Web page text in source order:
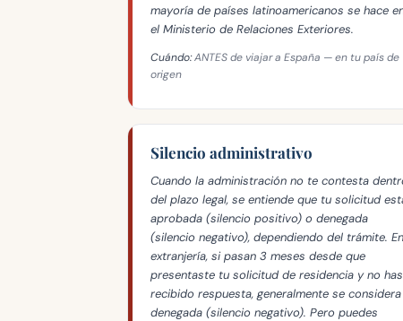
mayoría de países latinoamericanos se hace
el Ministerio de Relaciones Exteriores.
Cuándo:ANTES de viajar a España — en tu país de
origen
Silencio administrativo
Cuando la administración no te contesta
del plazo legal, se entiende que tu solicitud
aprobada (silencio positivo) o denegada
(silencio negativo), dependiendo del trámite. En
extranjería, si pasan 3 meses desde que
presentaste tu solicitud de residencia y no has
recibido respuesta, generalmente se considera
denegada (silencio negativo). Pero puedes